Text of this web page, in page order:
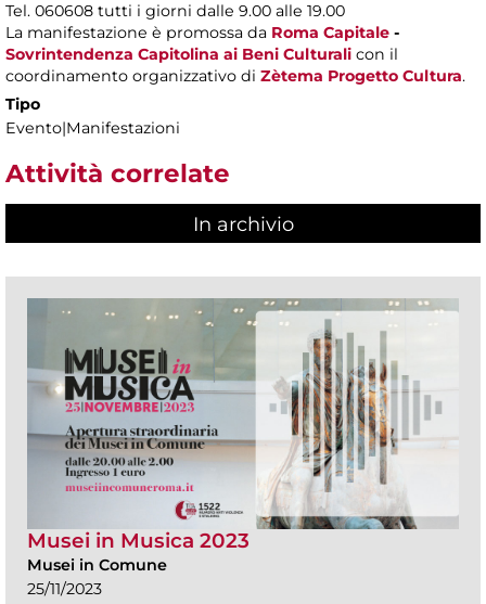
Tel. 060608 tutti i giorni dalle 9.00 alle 19.00
La manifestazione è promossa da Roma Capitale -
Sovrintendenza Capitolina ai Beni Culturali con il
coordinamento organizzativo di Zètema Progetto Cultura.
Tipo
Evento|Manifestazioni
Attività correlate
In archivio
Musei in Musica 2023
Musei in Comune
25/11/2023